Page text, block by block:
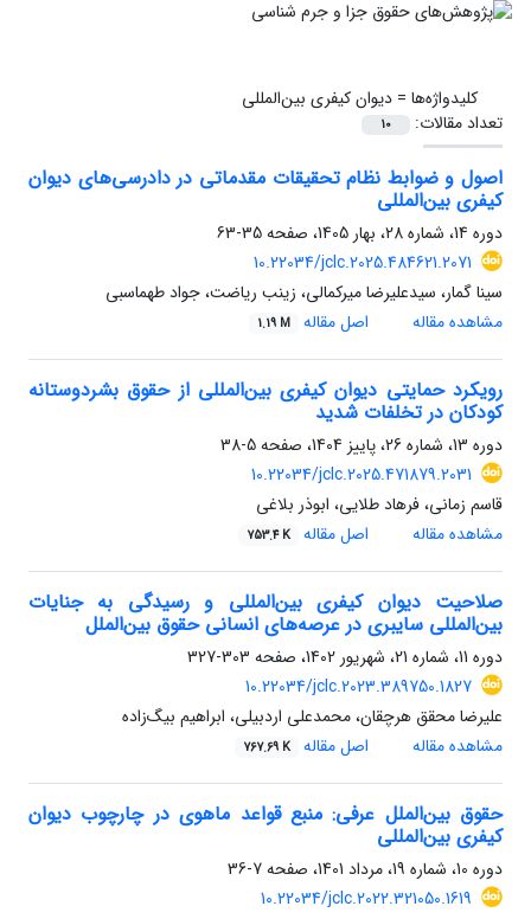
کلیدواژه‌ها =دیوان کیفری بین‌المللی
تعداد مقالات:
10
اصول و ضوابط نظام تحقیقات مقدماتی در دادرسی‌های دیوان
کیفری بین‌المللی
دوره 14، شماره 28، بهار 1405، صفحه
35-63
10.22034/jclc.2025.484621.2071
سینا گمار، سیدعلیرضا میرکمالی، زینب ریاضت، جواد طهماسبی
مشاهده مقاله
اصل مقاله 1.19 M
رویکرد حمایتی دیوان کیفری بین‌المللی از حقوق بشردوستانه
کودکان در تخلفات شدید
دوره 13، شماره 26، پاییز 1404، صفحه
5-38
10.22034/jclc.2025.471879.2031
قاسم زمانی، فرهاد طلایی، ابوذر بلاغی
مشاهده مقاله
اصل مقاله 753.4 K
صلاحیت دیوان کیفری بین‌المللی و رسیدگی به جنایات
بین‌المللی سایبری در عرصه‌های انسانی حقوق بین‌الملل
دوره 11، شماره 21، شهریور 1402، صفحه
303-327
10.22034/jclc.2023.389750.1827
علیرضا محقق هرچقان، محمدعلی اردبیلی، ابراهیم بیگ‌زاده
مشاهده مقاله
اصل مقاله 767.69 K
حقوق بین‌الملل عرفی: منبع قواعد ماهوی در چارچوب دیوان
کیفری بین‌المللی
دوره 10، شماره 19، مرداد 1401، صفحه
7-36
10.22034/jclc.2022.321050.1619